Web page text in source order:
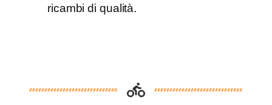
rricambi di qualità.